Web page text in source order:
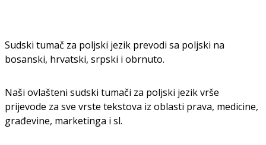
Sudski tumač za poljski jezik prevodi sa poljski na
bosanski, hrvatski, srpski i obrnuto.
Naši ovlašteni sudski tumači za poljski jezik vrše
prijevode za sve vrste tekstova iz oblasti prava, medicine,
građevine, marketinga i sl.